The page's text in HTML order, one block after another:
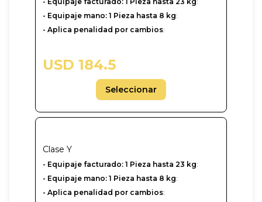
- Equipaje mano: 1 Pieza hasta 8 kg:
- Aplica penalidad por cambios:
USD 184.5
Seleccionar
Clase Y
-‎ Equipaje facturado: 1 Pieza hasta 23 kg:
- Equipaje mano: 1 Pieza hasta 8 kg:
- Aplica penalidad por cambios: